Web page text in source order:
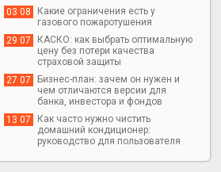
03 08
Какие ограничения есть у
газового пожаротушения
29 07
КАСКО: как выбрать оптимальную
цену без потери качества
страховой защиты
27 07
Бизнес-план: зачем он нужен и
чем отличаются версии для
банка, инвестора и фондов
13 07
Как часто нужно чистить
домашний кондиционер:
руководство для пользователя